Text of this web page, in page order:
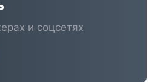
и соцсетях